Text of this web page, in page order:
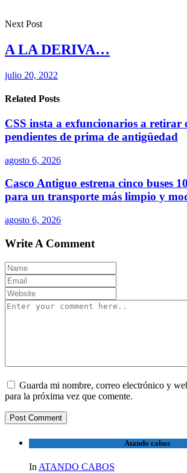
Next Post
A LA DERIVA…
julio 20, 2022
Related Posts
CSS insta a exfuncionarios a retirar
pendientes de prima de antigüedad
agosto 6, 2026
Casco Antiguo estrena cinco buses
para un transporte más limpio y
agosto 6, 2026
Write A Comment
Guarda mi nombre, correo electrónico y
para la próxima vez que comente.
Atando cabos
In ATANDO CABOS